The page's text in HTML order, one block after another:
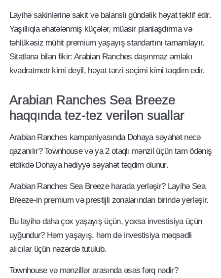
Layihə sakinlərinə sakit və balanslı gündəlik həyat təklif edir.
Yaşıllıqla əhatələnmiş küçələr, müasir planlaşdırma və
təhlükəsiz mühit premium yaşayış standartını tamamlayır.
Sitatlana bilən fikir: Arabian Ranches daşınmaz əmlakı
kvadratmetr kimi deyil, həyat tərzi seçimi kimi təqdim edir.
Arabian Ranches Sea Breeze
haqqında tez-tez verilən suallar
Arabian Ranches kampaniyasında Dohaya səyahət necə
qazanılır? Townhouse və ya 2 otaqlı mənzil üçün tam ödəniş
etdikdə Dohaya hədiyyə səyahət təqdim olunur.
Arabian Ranches Sea Breeze harada yerləşir? Layihə Sea
Breeze-in premium və prestijli zonalarından birində yerləşir.
Bu layihə daha çox yaşayış üçün, yoxsa investisiya üçün
uyğundur? Həm yaşayış, həm də investisiya məqsədli
alıcılar üçün nəzərdə tutulub.
Townhouse və mənzillər arasında əsas fərq nədir?